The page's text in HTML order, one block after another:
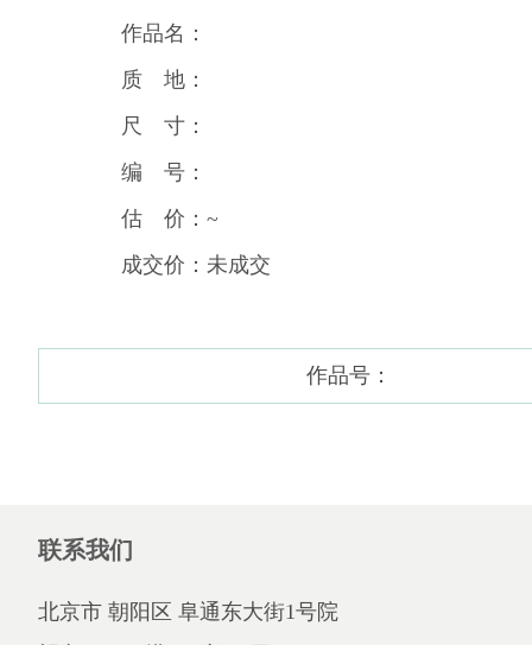
作品名：
质 地：
尺 寸：
编 号：
估 价：~
成交价：未成交
作品号：
联系我们
北京市 朝阳区 阜通东大街1号院